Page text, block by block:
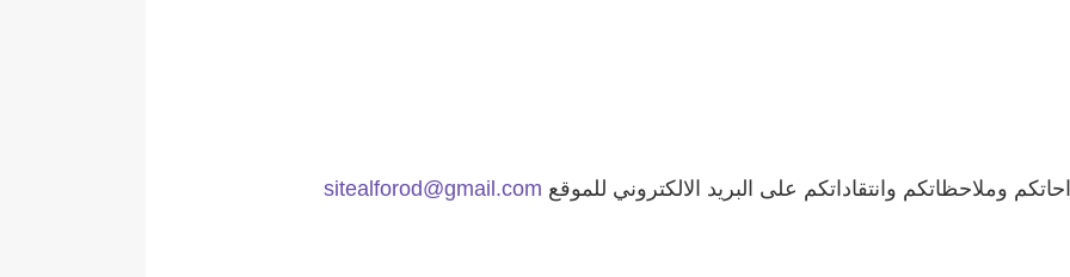
وملاحظاتكم وانتقاداتكم على البريد الالكتروني للموقع sitealforod@gmail.com